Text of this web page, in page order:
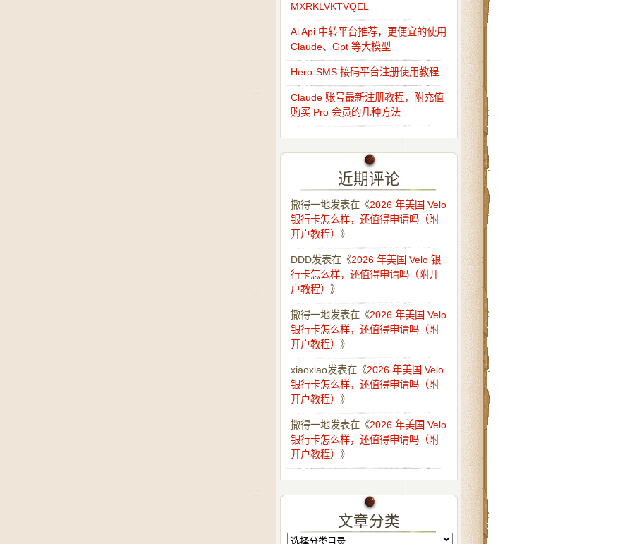
MXRKLVKTVQEL
Ai Api 中转平台推荐，更便宜的使用
Claude、Gpt 等大模型
Hero-SMS 接码平台注册使用教程
Claude 账号最新注册教程，附充值
购买 Pro 会员的几种方法
近期评论
撒得一地发表在《2026 年美国 Velo
银行卡怎么样，还值得申请吗（附
开户教程） 》
DDD发表在《2026 年美国 Velo 银
行卡怎么样，还值得申请吗（附开
户教程） 》
撒得一地发表在《2026 年美国 Velo
银行卡怎么样，还值得申请吗（附
开户教程） 》
xiaoxiao发表在《2026 年美国 Velo
银行卡怎么样，还值得申请吗（附
开户教程） 》
撒得一地发表在《2026 年美国 Velo
银行卡怎么样，还值得申请吗（附
开户教程） 》
文章分类